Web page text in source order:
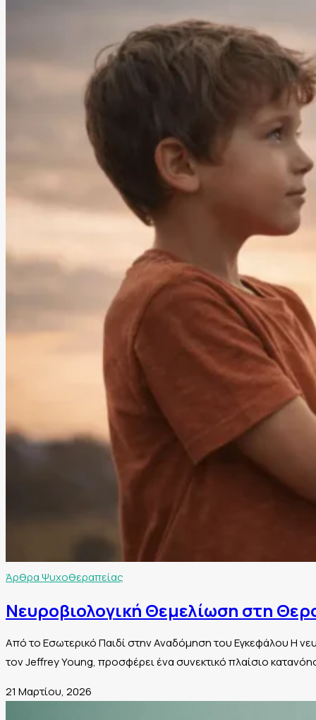
Άρθρα Ψυχοθεραπείας
Νευροβιολογική Θεμελίωση στη
Από το Εσωτερικό Παιδί στην Αναδόμηση του Εγκεφάλου Η
τον Jeffrey Young, προσφέρει ένα συνεκτικό πλαίσιο
21 Μαρτίου, 2026